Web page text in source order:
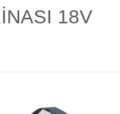
18V